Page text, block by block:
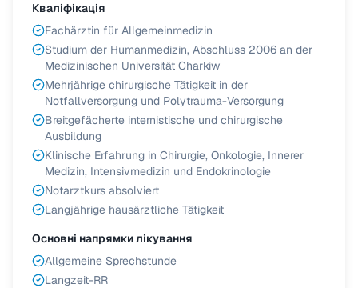
Кваліфікація
Fachärztin für Allgemeinmedizin
Studium der Humanmedizin, Abschluss 2006 an der
Medizinischen Universität Charkiw
Mehrjährige chirurgische Tätigkeit in der
Notfallversorgung und Polytrauma-Versorgung
Breitgefächerte internistische und chirurgische
Ausbildung
Klinische Erfahrung in Chirurgie, Onkologie, Innerer
Medizin, Intensivmedizin und Endokrinologie
Notarztkurs absolviert
Langjährige hausärztliche Tätigkeit
Основні напрямки лікування
Allgemeine Sprechstunde
Langzeit-RR